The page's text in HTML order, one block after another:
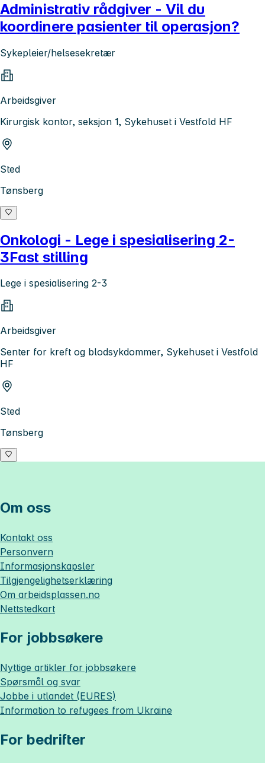
Administrativ rådgiver - Vil du
koordinere pasienter til operasjon?
Sykepleier/helsesekretær
Arbeidsgiver
Kirurgisk kontor, seksjon 1, Sykehuset i Vestfold HF
Sted
Tønsberg
Onkologi - Lege i spesialisering 2-
3Fast stilling
Lege i spesialisering 2-3
Arbeidsgiver
Senter for kreft og blodsykdommer, Sykehuset i Vestfold
HF
Sted
Tønsberg
Om oss
Kontakt oss
Personvern
Informasjonskapsler
Tilgjengelighetserklæring
Om arbeidsplassen.no
Nettstedkart
For jobbsøkere
Nyttige artikler for jobbsøkere
Spørsmål og svar
Jobbe i utlandet (EURES)
Information to refugees from Ukraine
For bedrifter